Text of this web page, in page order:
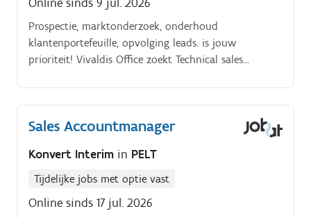
Prospectie, marktonderzoek, onderhoud
klantenportefeuille, opvolging leads. is jouw
prioriteit! Vivaldis Office zoekt Technical sales
Sales Accountmanager
Konvert Interim in PELT
Tijdelijke jobs met optie vast
Online sinds 17 jul. 2026